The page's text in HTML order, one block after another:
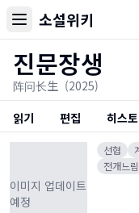
소설위키
진문장생
阵问长生 (2025)
읽기
편집 히스
이미지 업데이트
예정
선협
전개느림